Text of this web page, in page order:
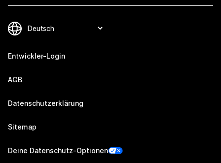
Entwickler-Login
AGB
Datenschutzerklärung
Sitemap
Deine Datenschutz-Optionen